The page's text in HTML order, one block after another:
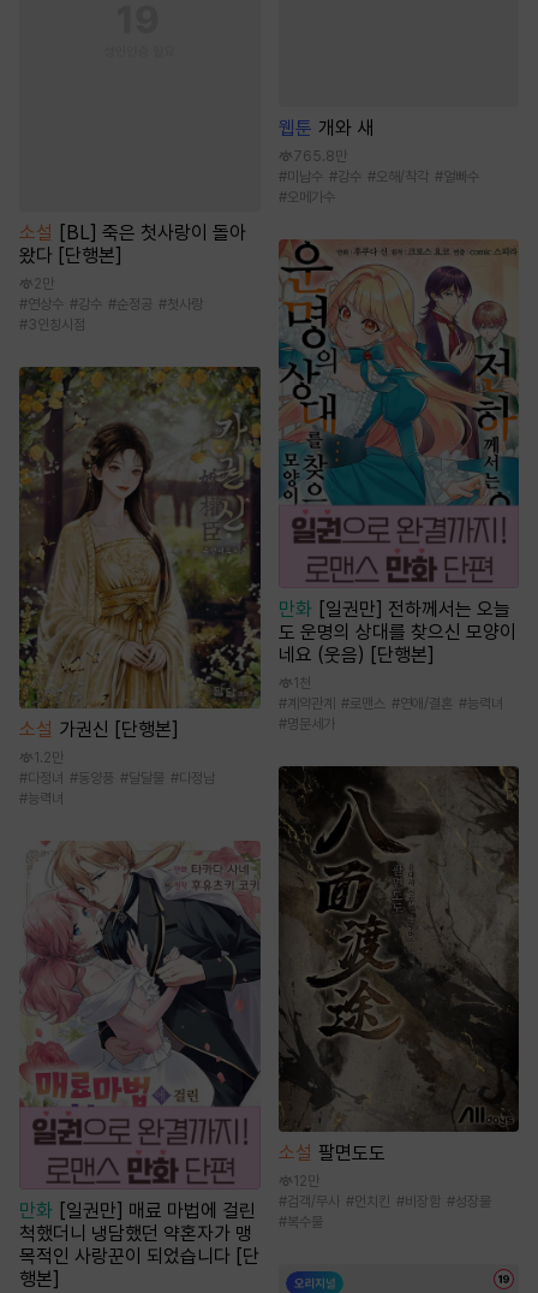
소설 [BL] 죽은 첫사랑이 돌아
왔다 [단행본]
2만
#연상수 #강수 #순정공 #첫사랑
#3인칭시점
소설 가권신 [단행본]
1.2만
#다정녀 #동양풍 #달달물 #다정남
#능력녀
만화
[일권만] 매료 마법에 걸린
척했더니 냉담했던 약혼자가 맹
목적인 사랑꾼이 되었습니다 [단
행본]
웹툰 개와 새
765.8만
#미남수 #강수 #오해/착각 #얼빠수
#오메가수
만화 [일권만] 전하께서는 오늘
도 운명의 상대를 찾으신 모양이
네요 (웃음) [단행본]
1천
#계약관계 #로맨스 #연애/결혼 #능력녀
#명문세가
소설 팔면도도
12만
#검객/무사 #먼치킨 #비장함 #성장물
#복수물